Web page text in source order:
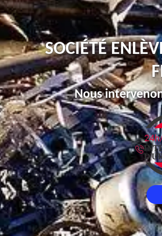
SOCIÉTÉ
Nous